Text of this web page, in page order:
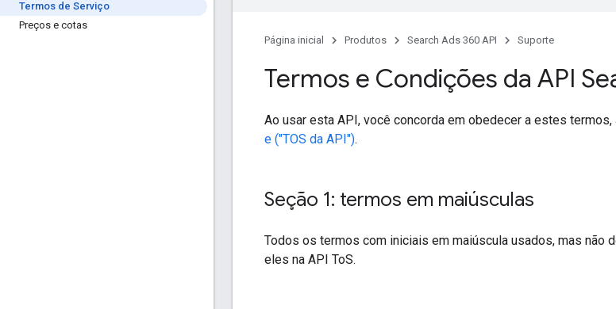
Termos de Serviço
Preços e cotas
Página inicial Produtos Search Ads 360 API Suporte
Termos e Condições da API
Ao usar esta API, você concorda em obedecer a estes termos,
e ("TOS da API").
Seção 1: termos em maiúsculas
Todos os termos com iniciais em maiúscula usados, mas
eles na API ToS.